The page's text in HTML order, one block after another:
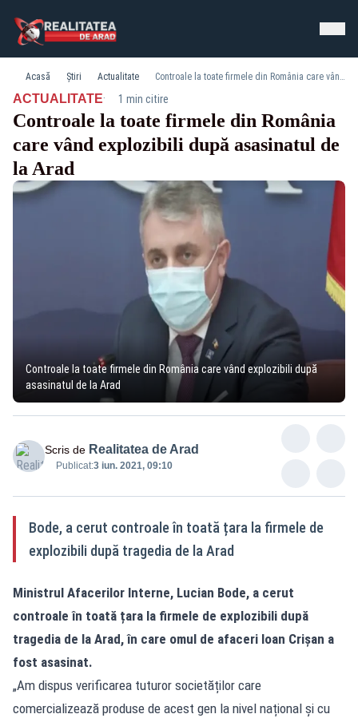
Acasă Știri Actualitate Controale la toate firmele din România care vând explozibili după asasinatul de la Arad
ACTUALITATE· 1 min citire
Controale la toate firmele din România
care vând explozibili după asasinatul de
la Arad
Controale la toate firmele din România care vând explozibili după
asasinatul de la Arad
Scris de Realitatea de Arad
Publicat:3 iun. 2021, 09:10
Bode, a cerut controale în toată țara la firmele de
explozibili după tragedia de la Arad
Ministrul Afacerilor Interne, Lucian Bode, a cerut
controale în toată țara la firmele de explozibili după
tragedia de la Arad, în care omul de afaceri Ioan Crișan a
fost asasinat.
„Am dispus verificarea tuturor societăților care
comercializează produse de acest gen la nivel național și cu